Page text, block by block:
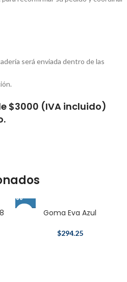
será enviada dentro de las
$3000 (IVA incluido)
Goma Eva Azul
$294.25